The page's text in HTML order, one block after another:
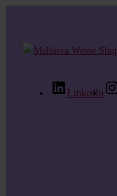
LinkedIn